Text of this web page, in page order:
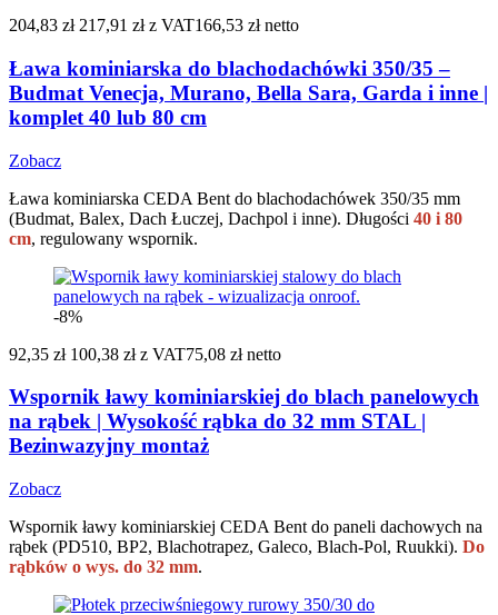
204,83 zł 217,91 zł z VAT166,53 zł netto
Ława kominiarska do blachodachówki 350/35 –
Budmat Venecja, Murano, Bella Sara, Garda i inne |
komplet 40 lub 80 cm
Zobacz
Ława kominiarska CEDA Bent do blachodachówek 350/35 mm
(Budmat, Balex, Dach Łuczej, Dachpol i inne). Długości 40 i 80
cm, regulowany wspornik.
-8%
92,35 zł 100,38 zł z VAT75,08 zł netto
Wspornik ławy kominiarskiej do blach panelowych
na rąbek | Wysokość rąbka do 32 mm STAL |
Bezinwazyjny montaż
Zobacz
Wspornik ławy kominiarskiej CEDA Bent do paneli dachowych na
rąbek (PD510, BP2, Blachotrapez, Galeco, Blach-Pol, Ruukki). Do
rąbków o wys. do 32 mm.